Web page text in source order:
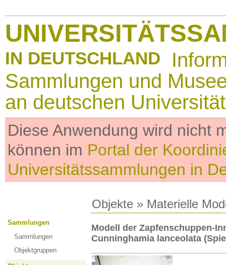
IN DEUTSCHLAND
Sammlungen und
an deutschen
Diese Anwendung wird nicht
können im Portal der
Universitätssammlungen in
Objekte » Materielle
Sammlungen
Sammlungen
Objektgruppen
Modell der Zapfenschuppen-
Cunninghamia lanceolata